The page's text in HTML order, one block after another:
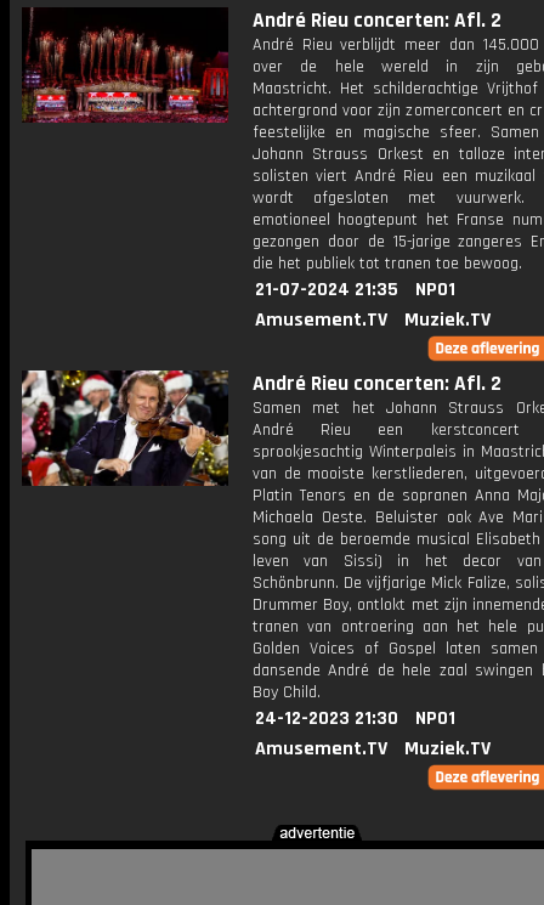
André Rieu concerten: Afl. 2
André Rieu verblijdt meer dan
over de hele wereld in zijn
Maastricht. Het schilderachtige
achtergrond voor zijn zomerconcert en
feestelijke en magische sfeer.
Johann Strauss Orkest en talloze
solisten viert André Rieu een
wordt afgesloten met vuurwerk.
emotioneel hoogtepunt het Franse
gezongen door de 15-jarige zangeres
die het publiek tot tranen toe bewoog.
21-07-2024 21:35
NPO1
Amusement.TV
Muziek.TV
André Rieu concerten: Afl. 2
Samen met het Johann Strauss
André Rieu een
sprookjesachtig Winterpaleis in
van de mooiste kerstliederen,
Platin Tenors en de sopranen Anna
Michaela Oeste. Beluister ook Ave
song uit de beroemde musical
leven van Sissi) in het decor van
Schönbrunn. De vijfjarige Mick Falize,
Drummer Boy, ontlokt met zijn
tranen van ontroering aan het hele
Golden Voices of Gospel laten
dansende André de hele zaal swingen
Boy Child.
24-12-2023 21:30
NPO1
Amusement.TV
Muziek.TV